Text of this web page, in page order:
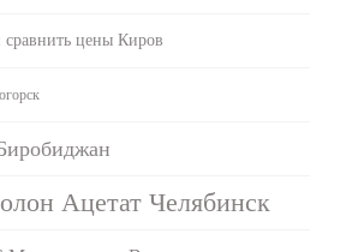
сравнить цены Киров
Ацетат Челябинск